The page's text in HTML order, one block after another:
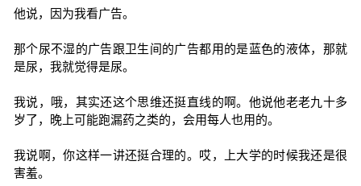
他说，因为我看广告。
那个尿不湿的广告跟卫生间的广告都用的是蓝色的液体，那就
是尿，我就觉得是尿。
我说，哦，其实还这个思维还挺直线的啊。他说他老老九十多
岁了，晚上可能跑漏药之类的，会用每人也用的。
我说啊，你这样一讲还挺合理的。哎，上大学的时候我还是很
害羞。